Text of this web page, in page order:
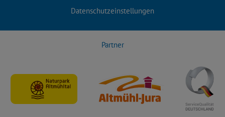
Datenschutzeinstellungen
Partner